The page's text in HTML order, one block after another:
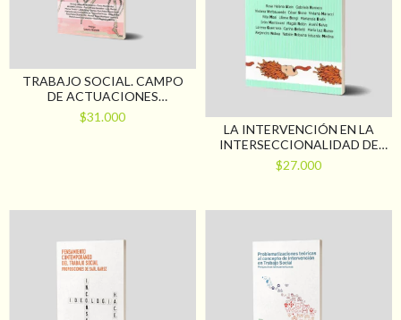
TRABAJO SOCIAL. CAMPO
DE ACTUACIONES
(IN)ESPECÍFICAS
$31.000
LA INTERVENCIÓN EN LA
INTERSECCIONALIDAD DE
DESIGUALDADES
$27.000